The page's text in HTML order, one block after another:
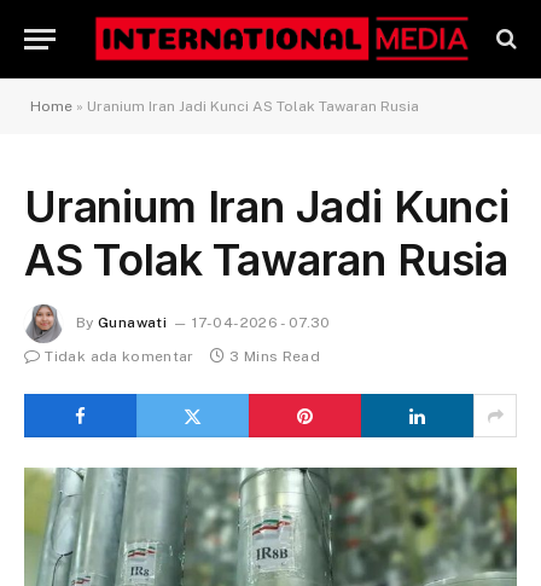
Home » Uranium Iran Jadi Kunci AS Tolak Tawaran Rusia
Uranium Iran Jadi Kunci
AS Tolak Tawaran Rusia
By Gunawati
17-04-2026 - 07.30
Tidak ada komentar
3 Mins Read